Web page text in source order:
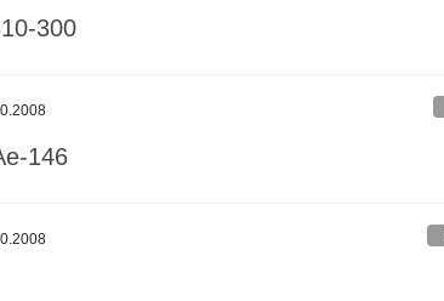
300
146